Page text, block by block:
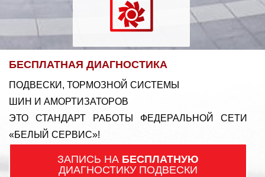
БЕСПЛАТНАЯ ДИАГНОСТИКА
ПОДВЕСКИ, ТОРМОЗНОЙ СИСТЕМЫ
ШИН И АМОРТИЗАТОРОВ
ЭТО СТАНДАРТ РАБОТЫ ФЕДЕРАЛЬНОЙ СЕТИ
«БЕЛЫЙ СЕРВИС»!
ЗАПИСЬ НА БЕСПЛАТНУЮ
ДИАГНОСТИКУ ПОДВЕСКИ